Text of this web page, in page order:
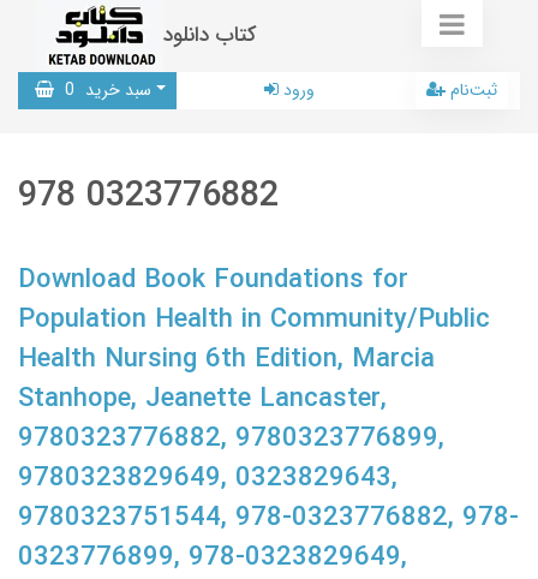
کتاب دانلود
سبد خرید 0 ورود ثبت‌نام
978 0323776882
Download Book Foundations for
Population Health in Community/Public
Health Nursing 6th Edition, Marcia
Stanhope, Jeanette Lancaster,
9780323776882, 9780323776899,
9780323829649, 0323829643,
9780323751544, 978-0323776882, 978-
0323776899, 978-0323829649,